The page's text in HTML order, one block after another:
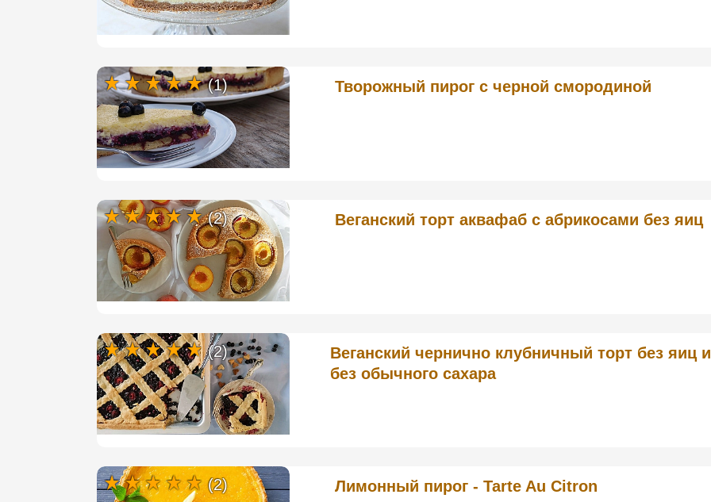
Творожный пирог с черной смородиной
(1)
Веганский торт аквафаб с абрикосами без яиц
(2)
Веганский чернично клубничный торт без яиц и
без обычного сахара
(2)
Лимонный пирог - Tarte Au Citron
(2)